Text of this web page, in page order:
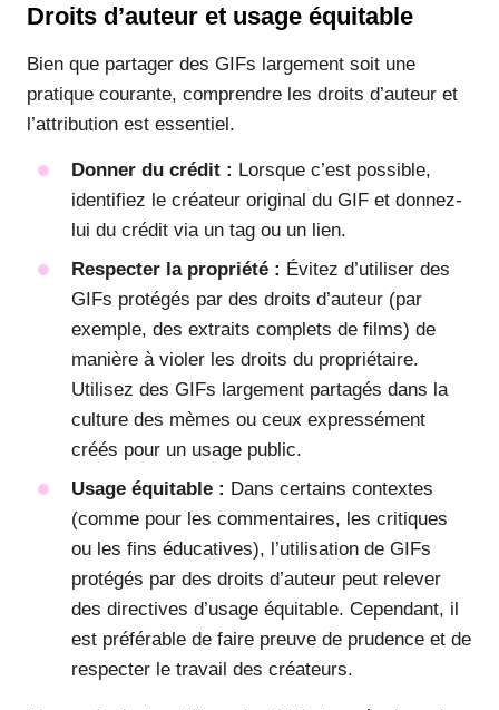
Droits d’auteur et usage équitable
Bien que partager des GIFs largement soit une
pratique courante, comprendre les droits d’auteur et
l’attribution est essentiel.
Donner du crédit : Lorsque c’est possible,
identifiez le créateur original du GIF et donnez-
lui du crédit via un tag ou un lien.
Respecter la propriété : Évitez d’utiliser des
GIFs protégés par des droits d’auteur (par
exemple, des extraits complets de films) de
manière à violer les droits du propriétaire.
Utilisez des GIFs largement partagés dans la
culture des mèmes ou ceux expressément
créés pour un usage public.
Usage équitable : Dans certains contextes
(comme pour les commentaires, les critiques
ou les fins éducatives), l’utilisation de GIFs
protégés par des droits d’auteur peut relever
des directives d’usage équitable. Cependant, il
est préférable de faire preuve de prudence et de
respecter le travail des créateurs.